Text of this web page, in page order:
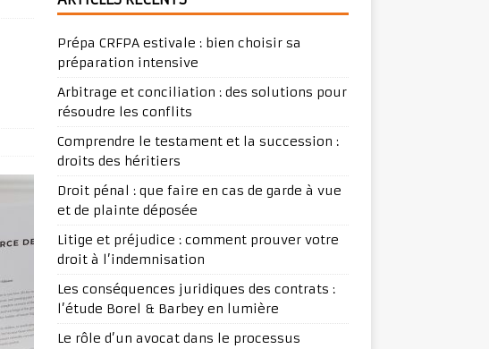
Prépa CRFPA estivale : bien choisir sa
préparation intensive
Arbitrage et conciliation : des solutions pour
résoudre les conflits
Comprendre le testament et la succession :
droits des héritiers
Droit pénal : que faire en cas de garde à vue
et de plainte déposée
Litige et préjudice : comment prouver votre
droit à l’indemnisation
Les conséquences juridiques des contrats :
l’étude Borel & Barbey en lumière
Le rôle d’un avocat dans le processus